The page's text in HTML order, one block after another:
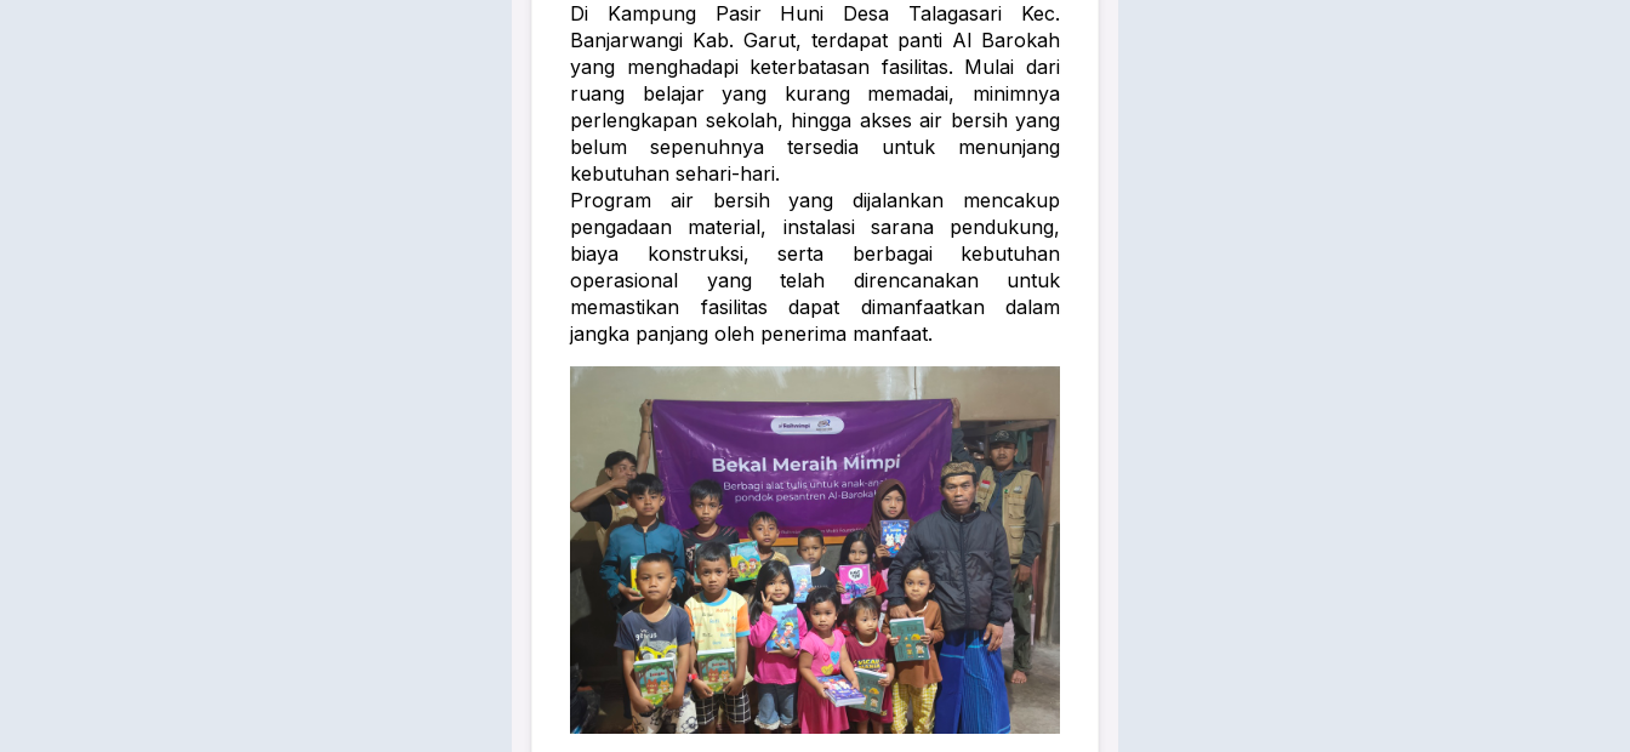
Di Kampung Pasir Huni Desa Talagasari Kec.
Banjarwangi Kab. Garut, terdapat panti Al Barokah
yang menghadapi keterbatasan fasilitas. Mulai dari
ruang belajar yang kurang memadai, minimnya
perlengkapan sekolah, hingga akses air bersih yang
belum sepenuhnya tersedia untuk menunjang
kebutuhan sehari-hari.
Program air bersih yang dijalankan mencakup
pengadaan material, instalasi sarana pendukung,
biaya konstruksi, serta berbagai kebutuhan
operasional yang telah direncanakan untuk
memastikan fasilitas dapat dimanfaatkan dalam
jangka panjang oleh penerima manfaat.